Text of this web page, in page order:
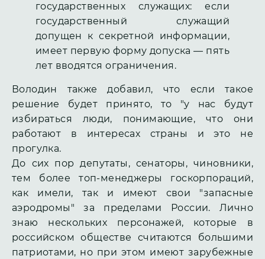
государственных служащих: если
государственный служащий
допущен к секретной информации,
имеет первую форму допуска — пять
лет вводятся ограничения.
Володин также добавил, что если такое
решение будет принято, то "у нас будут
избираться люди, понимающие, что они
работают в интересах страны и это не
прогулка.
До сих пор депутаты, сенаторы, чиновники,
тем более топ-менеджеры госкорпораций,
как имели, так и имеют свои "запасные
аэродромы" за пределами России. Лично
знаю нескольких персонажей, которые в
российском обществе считаются большими
патриотами, но при этом имеют зарубежные